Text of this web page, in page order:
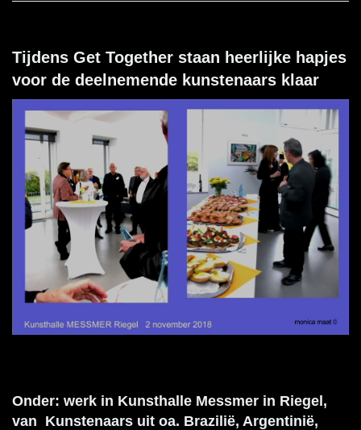
Tijdens Get Together staan heerlijke hapjes
voor de deelnemende kunstenaars klaar
Onder: werk in Kunsthalle Messmer in Riegel,
van Kunstenaars uit oa. Brazilië, Argentinië,